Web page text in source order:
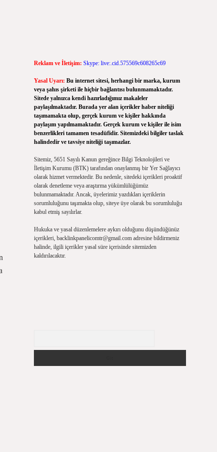
Reklam ve İletişim: Skype: live:.cid.575569c608265c69
Yasal Uyarı: Bu internet sitesi, herhangi bir marka, kurum
veya şahıs şirketi ile hiçbir bağlantısı bulunmamaktadır.
Sitede yalnızca kendi hazırladığımız makaleler
paylaşılmaktadır. Burada yer alan içerikler haber niteliği
taşımamakta olup, gerçek kurum ve kişiler hakkında
paylaşım yapılmamaktadır. Gerçek kurum ve kişiler ile isim
benzerlikleri tamamen tesadüfidir. Sitemizdeki bilgiler taslak
halindedir ve tavsiye niteliği taşımazlar.
Sitemiz, 5651 Sayılı Kanun gereğince Bilgi Teknolojileri ve
İletişim Kurumu (BTK) tarafından onaylanmış bir Yer Sağlayıcı
olarak hizmet vermektedir. Bu nedenle, sitedeki içerikleri proaktif
olarak denetleme veya araştırma yükümlülüğümüz
bulunmamaktadır. Ancak, üyelerimiz yazdıkları içeriklerin
sorumluluğunu taşımakta olup, siteye üye olarak bu sorumluluğu
kabul etmiş sayılırlar.
Hukuka ve yasal düzenlemelere aykırı olduğunu düşündüğünüz
içerikleri, backlinkpanelicomtr@gmail.comadresine bildirmeniz
halinde, ilgili içerikler yasal süre içerisinde sitemizden
kaldırılacaktır.